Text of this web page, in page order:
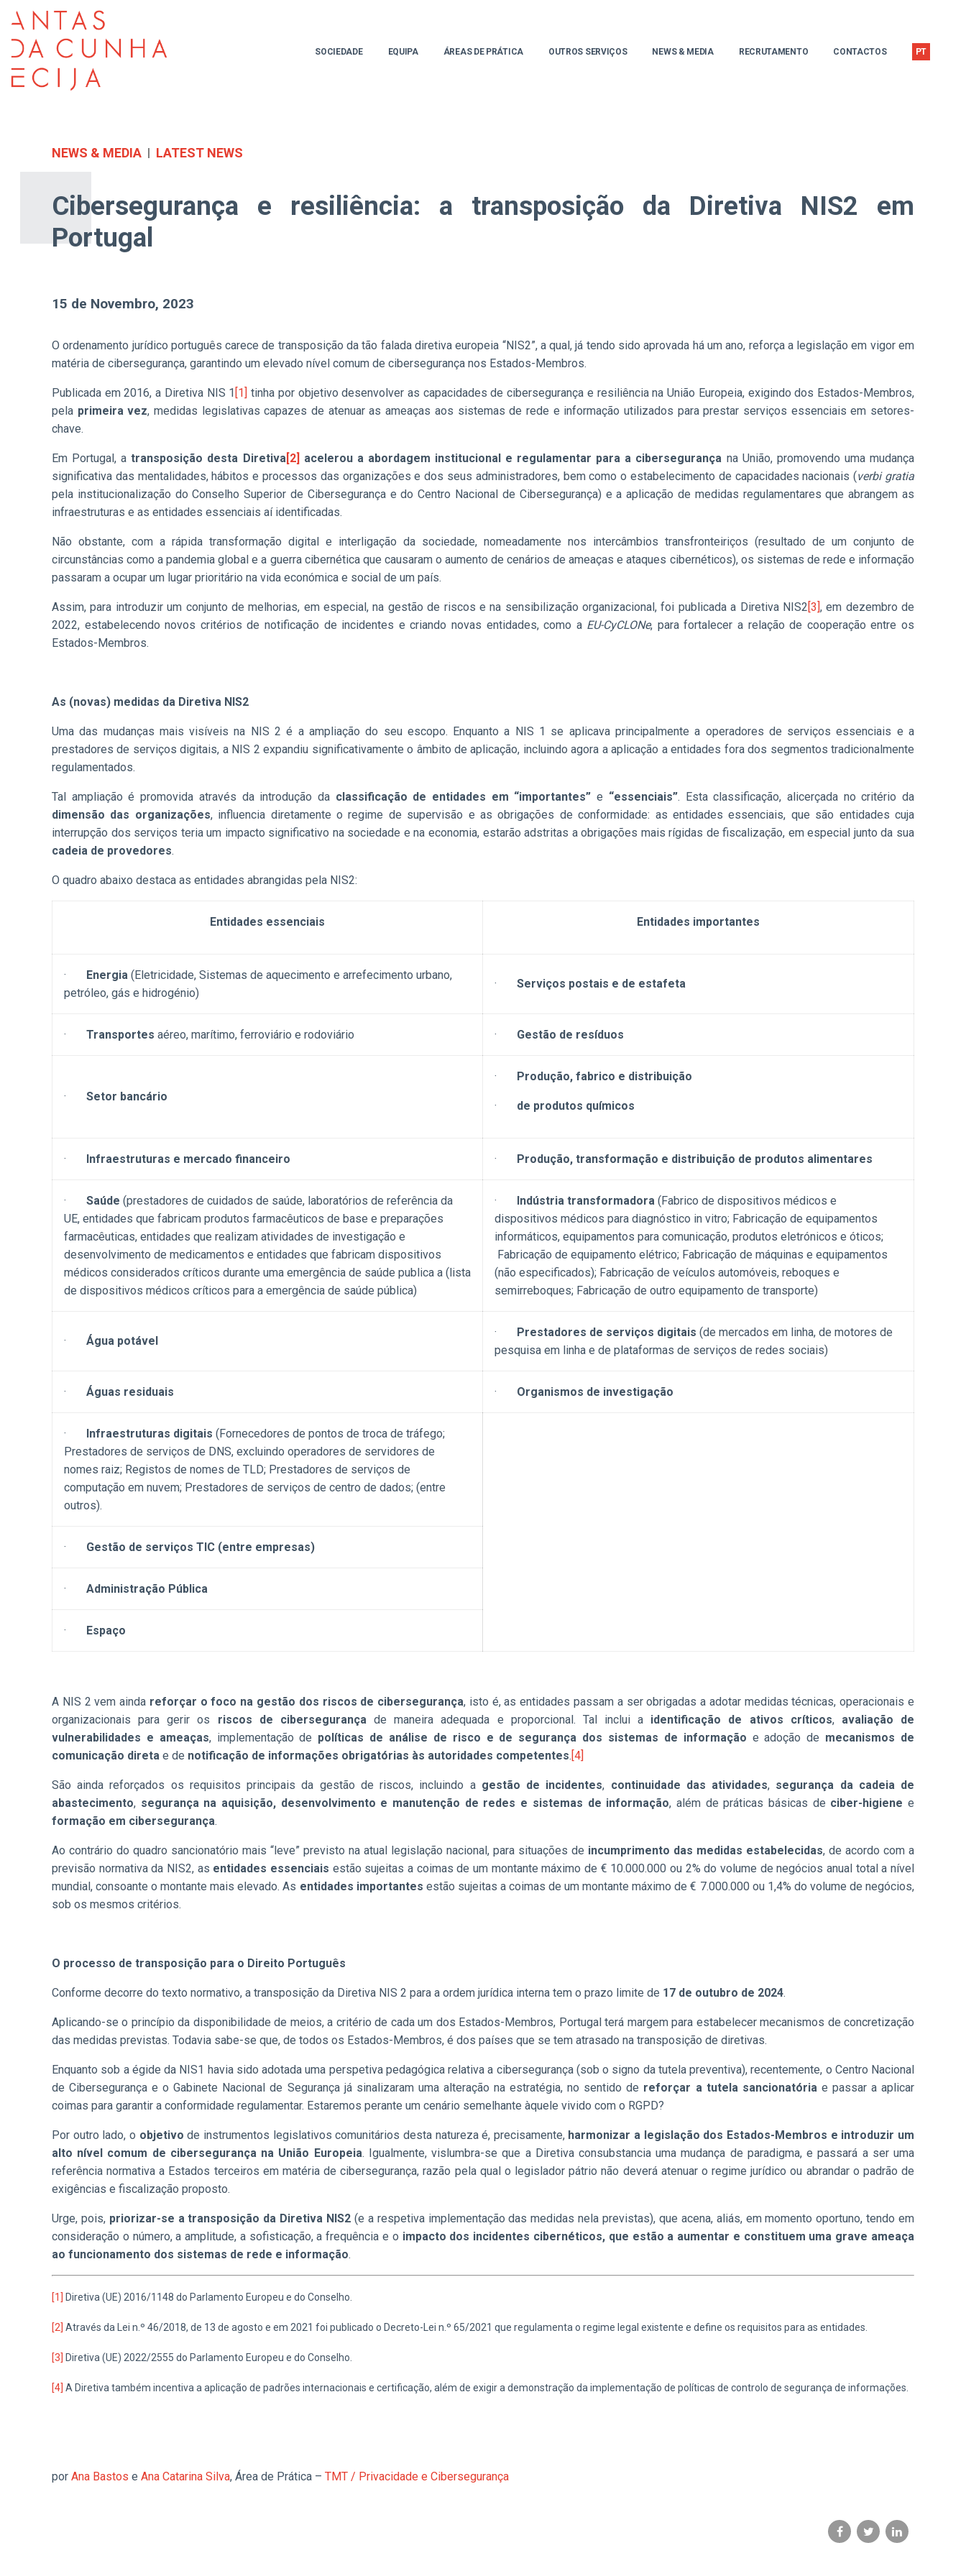
SOCIEDADE EQUIPA ÁREAS DE PRÁTICA OUTROS SERVIÇOS NEWS & MEDIA RECRUTAMENTO CONTACTOS PT
NEWS & MEDIA LATEST NEWS
Cibersegurança e resiliência: a transposição da Diretiva NIS2 em
Portugal
15 de Novembro, 2023
O ordenamento jurídico português carece de transposição da tão falada diretiva europeia “NIS2”, a qual, já tendo sido aprovada há um ano, reforça a legislação em vigor em
matéria de cibersegurança, garantindo um elevado nível comum de cibersegurança nos Estados-Membros.
Publicada em 2016, a Diretiva NIS 1 [1] tinha por objetivo desenvolver as capacidades de cibersegurança e resiliência na União Europeia, exigindo dos Estados-Membros,
pela primeira vez, medidas legislativas capazes de atenuar as ameaças aos sistemas de rede e informação utilizados para prestar serviços essenciais em setores-
chave.
Em Portugal, atransposição desta Diretiva [2] acelerou a abordagem institucional e regulamentar para a cibersegurança na União, promovendo uma mudança
significativa das mentalidades, hábitos e processos das organizações e dos seus administradores, bem como o estabelecimento de capacidades nacionais (verbi gratia
pela institucionalização do Conselho Superior de Cibersegurança e do Centro Nacional de Cibersegurança) e a aplicação de medidas regulamentares que abrangem as
infraestruturas e as entidades essenciais aí identificadas.
Não obstante, com a rápida transformação digital e interligação da sociedade, nomeadamente nos intercâmbios transfronteiriços (resultado de um conjunto de
circunstâncias como a pandemia global e a guerra cibernética que causaram o aumento de cenários de ameaças e ataques cibernéticos), os sistemas de rede e informação
passaram a ocupar um lugar prioritário na vida económica e social de um país.
Assim, para introduzir um conjunto de melhorias, em especial, na gestão de riscos e na sensibilização organizacional, foi publicada a Diretiva NIS2[3], em dezembro de
2022, estabelecendo novos critérios de notificação de incidentes e criando novas entidades, como a EU-CyCLONe, para fortalecer a relação de cooperação entre os
Estados-Membros.
As (novas) medidas da Diretiva NIS2
Uma das mudanças mais visíveis na NIS 2 é a ampliação do seu escopo. Enquanto a NIS 1 se aplicava principalmente a operadores de serviços essenciais e a
prestadores de serviços digitais, a NIS 2 expandiu significativamente o âmbito de aplicação, incluindo agora a aplicação a entidades fora dos segmentos tradicionalmente
regulamentados.
Tal ampliação é promovida através da introdução da classificação de entidades em “importantes”e “essenciais”. Esta classificação, alicerçada no critério da
dimensão das organizações, influencia diretamente o regime de supervisão e as obrigações de conformidade: as entidades essenciais, que são entidades cuja
interrupção dos serviços teria um impacto significativo na sociedade e na economia, estarão adstritas a obrigações mais rígidas de fiscalização, em especial junto da sua
cadeia de provedores.
O quadro abaixo destaca as entidades abrangidas pela NIS2:
Entidades essenciais Entidades importantes
· Energia (Eletricidade, Sistemas de aquecimento e arrefecimento urbano,
petróleo, gás e hidrogénio)
· Serviços postais e de estafeta
· Transportes aéreo, marítimo, ferroviário e rodoviário · Gestão de resíduos
· Setor bancário
· Produção, fabrico e distribuição
· de produtos químicos
· Infraestruturas e mercado financeiro · Produção, transformação e distribuição de produtos alimentares
· Saúde (prestadores de cuidados de saúde, laboratórios de referência da
UE, entidades que fabricam produtos farmacêuticos de base e preparações
farmacêuticas, entidades que realizam atividades de investigação e
desenvolvimento de medicamentos e entidades que fabricam dispositivos
médicos considerados críticos durante uma emergência de saúde publica a (lista
de dispositivos médicos críticos para a emergência de saúde pública)
· Indústria transformadora (Fabrico de dispositivos médicos e
dispositivos médicos para diagnóstico in vitro; Fabricação de equipamentos
informáticos, equipamentos para comunicação, produtos eletrónicos e óticos;
Fabricação de equipamento elétrico; Fabricação de máquinas e equipamentos
(não especificados); Fabricação de veículos automóveis, reboques e
semirreboques; Fabricação de outro equipamento de transporte)
· Água potável
· Prestadores de serviços digitais (de mercados em linha, de motores de
pesquisa em linha e de plataformas de serviços de redes sociais)
· Águas residuais · Organismos de investigação
· Infraestruturas digitais (Fornecedores de pontos de troca de tráfego;
Prestadores de serviços de DNS, excluindo operadores de servidores de
nomes raiz; Registos de nomes de TLD; Prestadores de serviços de
computação em nuvem; Prestadores de serviços de centro de dados; (entre
outros).
· Gestão de serviços TIC (entre empresas)
· Administração Pública
· Espaço
A NIS 2 vem ainda reforçar o foco na gestão dos riscos de cibersegurança, isto é, as entidades passam a ser obrigadas a adotar medidas técnicas, operacionais e
organizacionais para gerir os riscos de cibersegurança de maneira adequada e proporcional. Tal inclui a identificação de ativos críticos, avaliação de
vulnerabilidades e ameaças, implementação de políticas de análise de risco e de segurança dos sistemas de informação e adoção de mecanismos de
comunicação direta e de notificação de informações obrigatórias às autoridades competentes.[4]
São ainda reforçados os requisitos principais da gestão de riscos, incluindo a gestão de incidentes, continuidade das atividades, segurança da cadeia de
abastecimento, segurança na aquisição, desenvolvimento e manutenção de redes e sistemas de informação, além de práticas básicas de ciber-higiene e
formação em cibersegurança.
Ao contrário do quadro sancionatório mais “leve” previsto na atual legislação nacional, para situações de incumprimento das medidas estabelecidas, de acordo com a
previsão normativa da NIS2, as entidades essenciais estão sujeitas a coimas de um montante máximo de € 10.000.000 ou 2% do volume de negócios anual total a nível
mundial, consoante o montante mais elevado. As entidades importantes estão sujeitas a coimas de um montante máximo de € 7.000.000 ou 1,4% do volume de negócios,
sob os mesmos critérios.
O processo de transposição para o Direito Português
Conforme decorre do texto normativo, a transposição da Diretiva NIS 2 para a ordem jurídica interna tem o prazo limite de 17 de outubro de 2024.
Aplicando-se o princípio da disponibilidade de meios, a critério de cada um dos Estados-Membros, Portugal terá margem para estabelecer mecanismos de concretização
das medidas previstas. Todavia sabe-se que, de todos os Estados-Membros, é dos países que se tem atrasado na transposição de diretivas.
Enquanto sob a égide da NIS1 havia sido adotada uma perspetiva pedagógica relativa a cibersegurança (sob o signo da tutela preventiva), recentemente, o Centro Nacional
de Cibersegurança e o Gabinete Nacional de Segurança já sinalizaram uma alteração na estratégia, no sentido de reforçar a tutela sancionatória e passar a aplicar
coimas para garantir a conformidade regulamentar. Estaremos perante um cenário semelhante àquele vivido com o RGPD?
Por outro lado, o objetivo de instrumentos legislativos comunitários desta natureza é, precisamente, harmonizar a legislação dos Estados-Membros e introduzir um
alto nível comum de cibersegurança na União Europeia. Igualmente, vislumbra-se que a Diretiva consubstancia uma mudança de paradigma, e passará a ser uma
referência normativa a Estados terceiros em matéria de cibersegurança, razão pela qual o legislador pátrio não deverá atenuar o regime jurídico ou abrandar o padrão de
exigências e fiscalização proposto.
Urge, pois, priorizar-se a transposição da Diretiva NIS2 (e a respetiva implementação das medidas nela previstas), que acena, aliás, em momento oportuno, tendo em
consideração o número, a amplitude, a sofisticação, a frequência e o impacto dos incidentes cibernéticos, que estão a aumentar e constituem uma grave ameaça
ao funcionamento dos sistemas de rede e informação.
[1] Diretiva (UE) 2016/1148 do Parlamento Europeu e do Conselho.
[2] Através da Lei n.º 46/2018, de 13 de agosto e em 2021 foi publicado o Decreto-Lei n.º 65/2021 que regulamenta o regime legal existente e define os requisitos para as entidades.
[3] Diretiva (UE) 2022/2555 do Parlamento Europeu e do Conselho.
[4] A Diretiva também incentiva a aplicação de padrões internacionais e certificação, além de exigir a demonstração da implementação de políticas de controlo de segurança de informações.
por Ana Bastos e Ana Catarina Silva, Área de Prática – TMT / Privacidade e Cibersegurança